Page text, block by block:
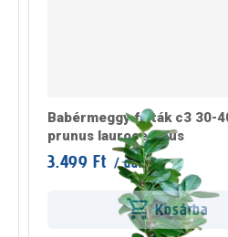
Babérmeggy fajták c3 30-
prunus laurocerasus
3.499 Ft / darab
Kosárba